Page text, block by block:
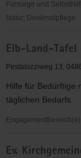
Fürsorge und
Natur, Denkmalpflege
Verband
für
und
Jugendarbeit
Sachsen-
e.V.
Elb-Land-Tafel
Pestalozziweg 13,
Hilfe für Bedürftige
täglichen Bedarfs
Land-
Ev.